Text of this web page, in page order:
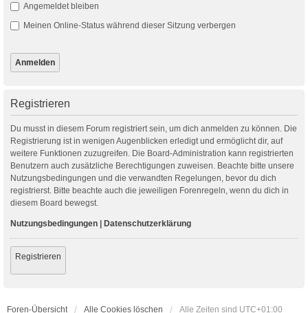
Angemeldet bleiben
Meinen Online-Status während dieser Sitzung verbergen
Registrieren
Du musst in diesem Forum registriert sein, um dich anmelden zu können. Die
Registrierung ist in wenigen Augenblicken erledigt und ermöglicht dir, auf
weitere Funktionen zuzugreifen. Die Board-Administration kann registrierten
Benutzern auch zusätzliche Berechtigungen zuweisen. Beachte bitte unsere
Nutzungsbedingungen und die verwandten Regelungen, bevor du dich
registrierst. Bitte beachte auch die jeweiligen Forenregeln, wenn du dich in
diesem Board bewegst.
Nutzungsbedingungen | Datenschutzerklärung
Registrieren
Foren-Übersicht Alle Cookies löschen Alle Zeiten sind UTC+01:00